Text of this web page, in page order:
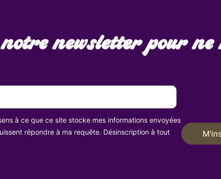
newsletter pour
à ce que ce site stocke mes informations envoyées
répondre à ma requête. Désinscription à tout